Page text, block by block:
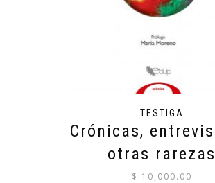
TESTIGA
Crónicas,
otras rarezas
$ 10,000.00